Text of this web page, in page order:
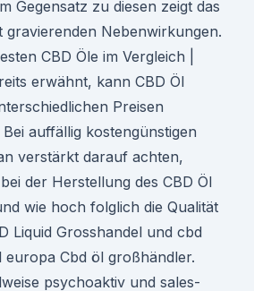
Gegensatz zu diesen zeigt das
gravierenden Nebenwirkungen.
CBD Öle im Vergleich |
erwähnt, kann CBD Öl
Preisen
auffällig kostengünstigen
verstärkt darauf achten,
der Herstellung des CBD Öl
wie hoch folglich die Qualität
Liquid Grosshandel und cbd
europa Cbd öl großhändler.
psychoaktiv und sales-